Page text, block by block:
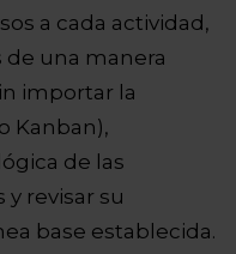
a cada actividad,
de una manera
importar la
Kanban),
de las
revisar su
base establecida.